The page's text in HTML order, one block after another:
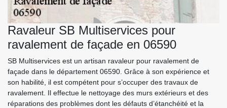
Ravaleur SB Multiservices pour
ravalement de façade en 06590
SB Multiservices est un artisan ravaleur pour ravalement de
façade dans le département 06590. Grâce à son expérience et
son habilité, il est compétent pour s’occuper des travaux de
ravalement. Il effectue le nettoyage des murs extérieurs et des
réparations des problèmes dont les défauts d’étanchéité et la